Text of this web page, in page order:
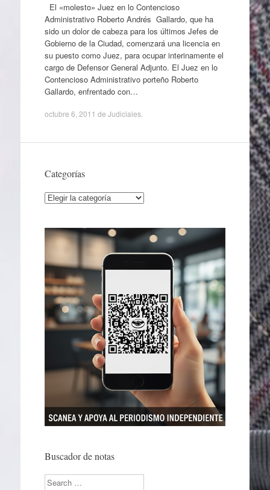
El «molesto» Juez en lo Contencioso
Administrativo Roberto Andrés Gallardo, que ha
sido un dolor de cabeza para los últimos Jefes de
Gobierno de la Ciudad, comenzará una licencia en
su puesto como Juez, para ocupar interinamente el
cargo de Defensor General Adjunto. El Juez en lo
Contencioso Administrativo porteño Roberto
Gallardo, enfrentado con…
octubre 6, 2011 de Judiciales.
Categorías
Categorías
Buscador de notas
Search